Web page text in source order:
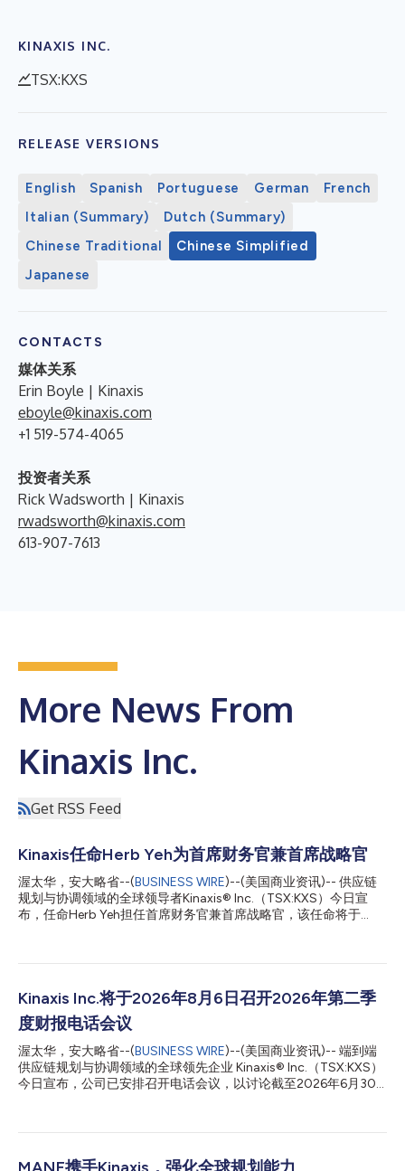
KINAXIS INC.
TSX:KXS
RELEASE VERSIONS
English Spanish Portuguese German
French
Italian (Summary)
Dutch (Summary)
Chinese Traditional
Chinese Simplified
Japanese
CONTACTS
媒体关系
Erin Boyle | Kinaxis
eboyle@kinaxis.com
+1 519-574-4065
投资者关系
Rick Wadsworth | Kinaxis
rwadsworth@kinaxis.com
613-907-7613
More News From
Kinaxis Inc.
Get RSS Feed
Kinaxis任命Herb Yeh为首席财务官兼首席战略官
渥太华，安大略省--(BUSINESS WIRE)--(美国商业资讯)-- 供应链
规划与协调领域的全球领导者Kinaxis® Inc.（TSX:KXS）今日宣
布，任命Herb Yeh担任首席财务官兼首席战略官，该任命将于
系、企业战略和企业发展部门。他将与高管团队和董事会紧密合
首席执行官Razat Gaurav表示，”Herb的职业生涯始终致力于在企
业软件公司最关键的转折点上，与董事会及管理团队紧密合作。我
们非常荣幸能邀请他加入Kinaxis。十多年来，他一直密切关注
Kinaxis以及更广泛的供应链技术领域。这种深厚的行业洞察，结合
他在企业资本配置、战略财务、并购（M&A）以及全球业务增长等
方面的专业咨询经验，这正是我们在构建和扩展Kinaxis，从而迈向
下一阶段创新与增长所需要的。Herb在协助企业应对复杂战略和
Kinaxis Inc.将于2026年8月6日召开2026年第二季
度财报电话会议
渥太华，安大略省--(BUSINESS WIRE)--(美国商业资讯)-- 端到端
供应链规划与协调领域的全球领先企业 Kinaxis® Inc.（TSX:KXS）
今日宣布，公司已安排召开电话会议，以讨论截至2026年6月30
与分析副总裁Peter Yaraskavitch主持，随后将进行问答环节。公
电话会议详细信息 日期： 2026年8月6日，星期四 时间： 东部时